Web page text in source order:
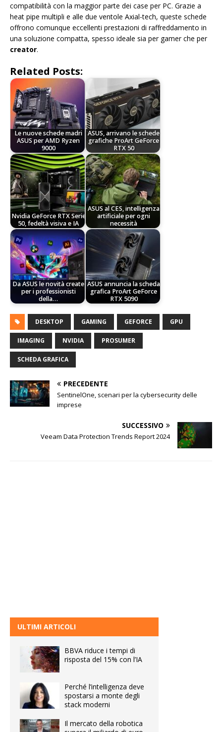
compatibilità con la maggior parte dei case per PC. Grazie a
heat pipe multipli e alle due ventole Axial-tech, queste schede
offrono comunque eccellenti prestazioni di raffreddamento in
una soluzione compatta, spesso ideale sia per gamer che per
creator.
Related Posts:
Le nuove schede madri
ASUS per AMD Ryzen
9000
ASUS, arrivano le schede
grafiche ProArt GeForce
RTX 50
Nvidia GeForce RTX Serie
50, fedeltà visiva e IA
ASUS al CES, intelligenza
artificiale per ogni
necessità
Da ASUS le novità create
per i professionisti
della…
ASUS annuncia la scheda
grafica ProArt GeForce
RTX 5090
DESKTOP GAMING GEFORCE GPU
IMAGING NVIDIA PROSUMER
SCHEDA GRAFICA
PRECEDENTE
SentinelOne, scenari per la cybersecurity delle
imprese
SUCCESSIVO
Veeam Data Protection Trends Report 2024
ULTIMI ARTICOLI
BBVA riduce i tempi di
risposta del 15% con l’IA
Perché l’intelligenza deve
spostarsi a monte degli
stack moderni
Il mercato della robotica